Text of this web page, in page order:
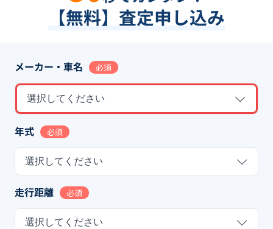
【無料】査定申し込み
メーカー・車名 必須
選択してください
年式 必須
選択してください
走行距離 必須
選択してください